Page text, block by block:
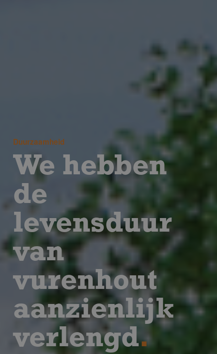
Duurzaamheid
We hebben
de
levensduur
van
vurenhout
aanzienlijk
verlengd.